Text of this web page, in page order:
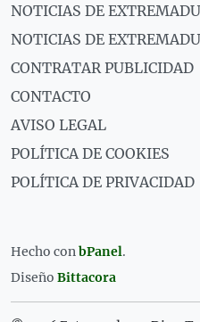
NOTICIAS DE
NOTICIAS DE
CONTRATAR PUBLICIDAD
CONTACTO
AVISO LEGAL
POLÍTICA DE COOKIES
POLÍTICA DE PRIVACIDAD
Hecho conbPanel.
Diseño Bittacora